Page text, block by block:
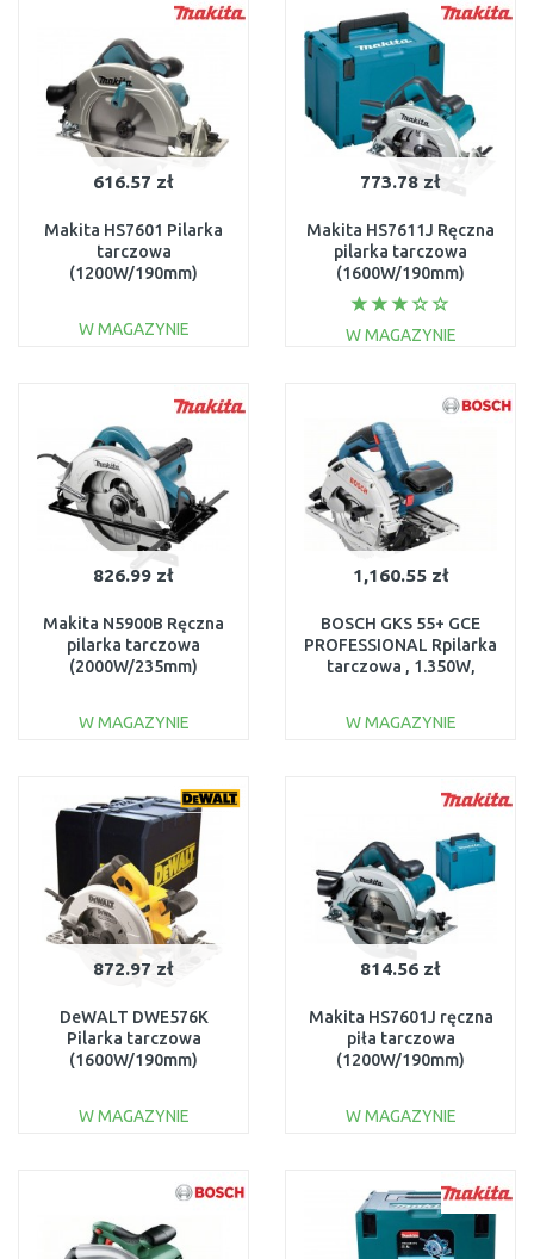
Do porównania Do porównania
616.57 zł
Makita HS7601 Pilarka
tarczowa
(1200W/190mm)
W MAGAZYNIE
Do porównania
773.78 zł
Makita HS7611J Ręczna
pilarka tarczowa
(1600W/190mm)
Makpac
W MAGAZYNIE
Do porównania
826.99 zł
Makita N5900B Ręczna
pilarka tarczowa
(2000W/235mm)
W MAGAZYNIE
Do porównania
1,160.55 zł
BOSCH GKS 55+ GCE
PROFESSIONAL Rpilarka
tarczowa , 1.350W,
W MAGAZYNIE
Do porównania
872.97 zł
DeWALT DWE576K
Pilarka tarczowa
(1600W/190mm)
W MAGAZYNIE
Do porównania
814.56 zł
Makita HS7601J ręczna
piła tarczowa
(1200W/190mm)
W MAGAZYNIE
Do porównania